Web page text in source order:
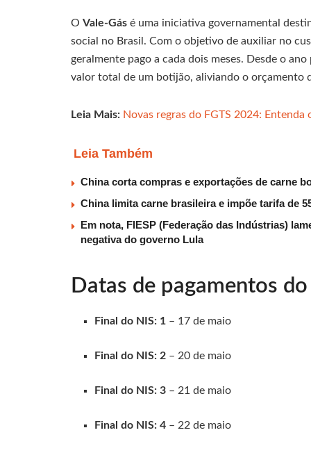
O Vale-Gás é uma iniciativa governamental
social no Brasil. Com o objetivo de auxiliar no
geralmente pago a cada dois meses. Desde o
valor total de um botijão, aliviando o orçamento
Leia Mais: Novas regras do FGTS 2024: Entenda
Leia Também
China corta compras e exportações de carne
China limita carne brasileira e impõe tarifa de
Em nota, FIESP (Federação das Indústrias)
negativa do governo Lula
Datas de pagamentos
Final do NIS: 1 – 17 de maio
Final do NIS: 2 – 20 de maio
Final do NIS: 3 – 21 de maio
Final do NIS: 4 – 22 de maio